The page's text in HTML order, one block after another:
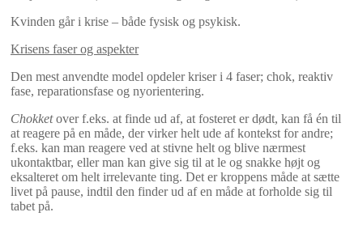
Kvinden går i krise – både fysisk og psykisk.
Krisens faser og aspekter
Den mest anvendte model opdeler kriser i 4 faser; chok, reaktiv
fase, reparationsfase og nyorientering.
Chokketover f.eks. at finde ud af, at fosteret er dødt, kan få én til
at reagere på en måde, der virker helt ude af kontekst for andre;
f.eks. kan man reagere ved at stivne helt og blive nærmest
ukontaktbar, eller man kan give sig til at le og snakke højt og
eksalteret om helt irrelevante ting. Det er kroppens måde at sætte
livet på pause, indtil den finder ud af en måde at forholde sig til
tabet på.